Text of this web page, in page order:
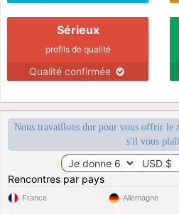
Sérieux
profils de qualité
Qualité confirmée
Nous travaillons dur pour vous offrir le
s'il vous plaît
Rencontres par pays
France Allemagne